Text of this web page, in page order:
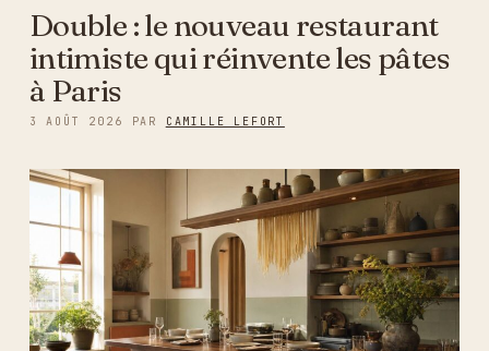
Double : le nouveau restaurant
intimiste qui réinvente les pâtes
à Paris
3 AOÛT 2026 PAR CAMILLE LEFORT